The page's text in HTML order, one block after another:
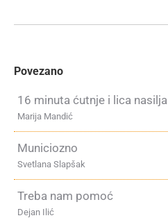
Povezano
16 minuta ćutnje i lica nasilja
Marija Mandić
Municiozno
Svetlana Slapšak
Treba nam pomoć
Dejan Ilić